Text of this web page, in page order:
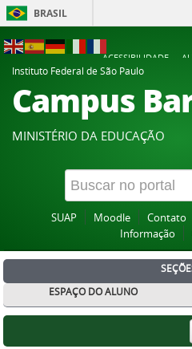
BRASIL
ACESSIBILIDADE
Instituto Federal de São Paulo
Campus
MINISTÉRIO DA EDUCAÇÃO
SUAP Moodle Contato
Informação
ESPAÇO DO ALUNO